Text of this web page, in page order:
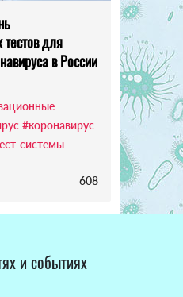
тестов для
в России
#коронавирус
системы
608
и событиях